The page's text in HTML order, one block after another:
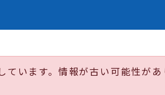
います。情報が古い可能性があ